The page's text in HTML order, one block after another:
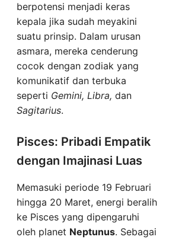
berpotensi menjadi keras
kepala jika sudah meyakini
suatu prinsip. Dalam urusan
asmara, mereka cenderung
cocok dengan zodiak yang
komunikatif dan terbuka
seperti Gemini, Libra, dan
Sagitarius.
Pisces: Pribadi Empatik
dengan Imajinasi Luas
Memasuki periode 19 Februari
hingga 20 Maret, energi beralih
ke Pisces yang dipengaruhi
oleh planet Neptunus. Sebagai